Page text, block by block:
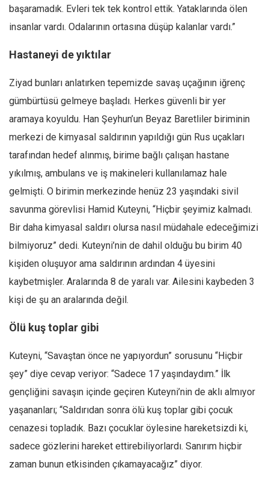
başaramadık. Evleri tek tek kontrol ettik. Yataklarında ölen
insanlar vardı. Odalarının ortasına düşüp kalanlar vardı.”
Hastaneyi de yıktılar
Ziyad bunları anlatırken tepemizde savaş uçağının iğrenç
gümbürtüsü gelmeye başladı. Herkes güvenli bir yer
aramaya koyuldu. Han Şeyhun’un Beyaz Baretliler biriminin
merkezi de kimyasal saldırının yapıldığı gün Rus uçakları
tarafından hedef alınmış, birime bağlı çalışan hastane
yıkılmış, ambulans ve iş makineleri kullanılamaz hale
gelmişti. O birimin merkezinde henüz 23 yaşındaki sivil
savunma görevlisi Hamid Kuteyni, “Hiçbir şeyimiz kalmadı.
Bir daha kimyasal saldırı olursa nasıl müdahale edeceğimizi
bilmiyoruz” dedi. Kuteyni’nin de dahil olduğu bu birim 40
kişiden oluşuyor ama saldırının ardından 4 üyesini
kaybetmişler. Aralarında 8 de yaralı var. Ailesini kaybeden 3
kişi de şu an aralarında değil.
Ölü kuş toplar gibi
Kuteyni, “Savaştan önce ne yapıyordun” sorusunu “Hiçbir
şey” diye cevap veriyor: “Sadece 17 yaşındaydım.” İlk
gençliğini savaşın içinde geçiren Kuteyni’nin de aklı almıyor
yaşananları; “Saldırıdan sonra ölü kuş toplar gibi çocuk
cenazesi topladık. Bazı çocuklar öylesine hareketsizdi ki,
sadece gözlerini hareket ettirebiliyorlardı. Sanırım hiçbir
zaman bunun etkisinden çıkamayacağız” diyor.